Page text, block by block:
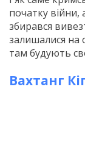
початку війни,
збирався
залишалися на
там будують
Вахтанг